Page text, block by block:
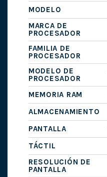
MODELO
MARCA DE
PROCESADOR
FAMILIA DE
PROCESADOR
MODELO DE
PROCESADOR
MEMORIA RAM
ALMACENAMIENTO
PANTALLA
TÁCTIL
RESOLUCIÓN DE
PANTALLA